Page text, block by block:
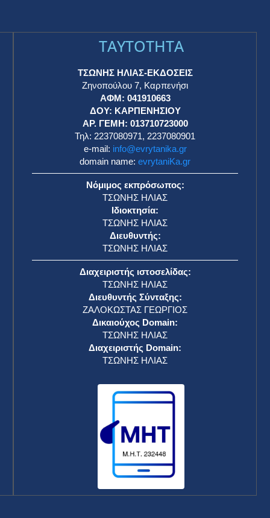
TAYTOTHTA
ΤΣΩΝΗΣ ΗΛΙΑΣ-ΕΚΔΟΣΕΙΣ
Ζηνοπούλου 7, Καρπενήσι
ΑΦΜ: 041910663
ΔΟΥ: ΚΑΡΠΕΝΗΣΙΟΥ
ΑΡ. ΓΕΜΗ: 013710723000
Τηλ: 2237080971, 2237080901
e-mail: info@evrytanika.gr
domain name: evrytaniKa.gr
Νόμιμος εκπρόσωπος:
ΤΣΩΝΗΣ ΗΛΙΑΣ
Ιδιοκτησία:
ΤΣΩΝΗΣ ΗΛΙΑΣ
Διευθυντής:
ΤΣΩΝΗΣ ΗΛΙΑΣ
Διαχειριστής ιστοσελίδας:
ΤΣΩΝΗΣ ΗΛΙΑΣ
Διευθυντής Σύνταξης:
ΖΑΛΟΚΩΣΤΑΣ ΓΕΩΡΓΙΟΣ
Δικαιούχος Domain:
ΤΣΩΝΗΣ ΗΛΙΑΣ
Διαχειριστής Domain:
ΤΣΩΝΗΣ ΗΛΙΑΣ